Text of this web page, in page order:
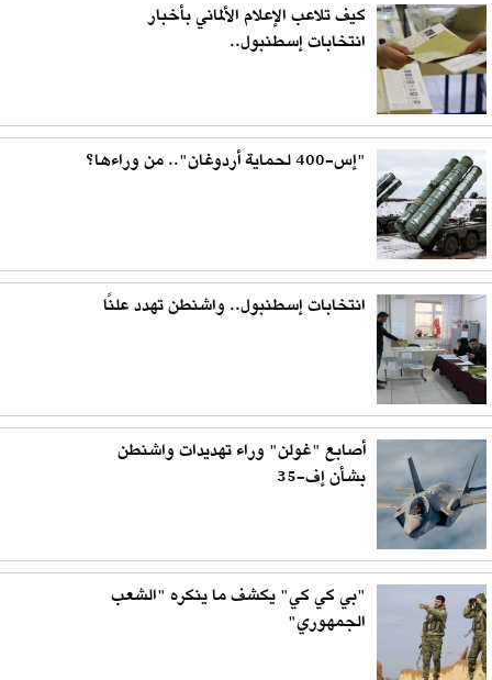
كيف تلاعب الإعلام الألماني بأخبار
انتخابات إسطنبول..
"إس-400 لحماية أردوغان".. من وراءها؟
انتخابات إسطنبول.. واشنطن تهدد علنًا
أصابع "غولن" وراء تهديدات واشنطن
بشأن إف-35
"بي كي كي" يكشف ما ينكره "الشعب
الجمهوري"